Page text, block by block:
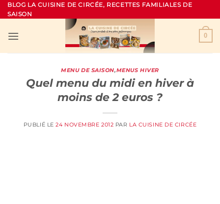
Passer
au
BLOG LA CUISINE DE CIRCÉE, RECETTES FAMILIALES DE
SAISON
0
MENU DE SAISON,MENUS HIVER
Quel menu du midi en hiver à
moins de 2 euros ?
PUBLIÉ LE24 NOVEMBRE 2012 PAR LA CUISINE DE CIRCÉE